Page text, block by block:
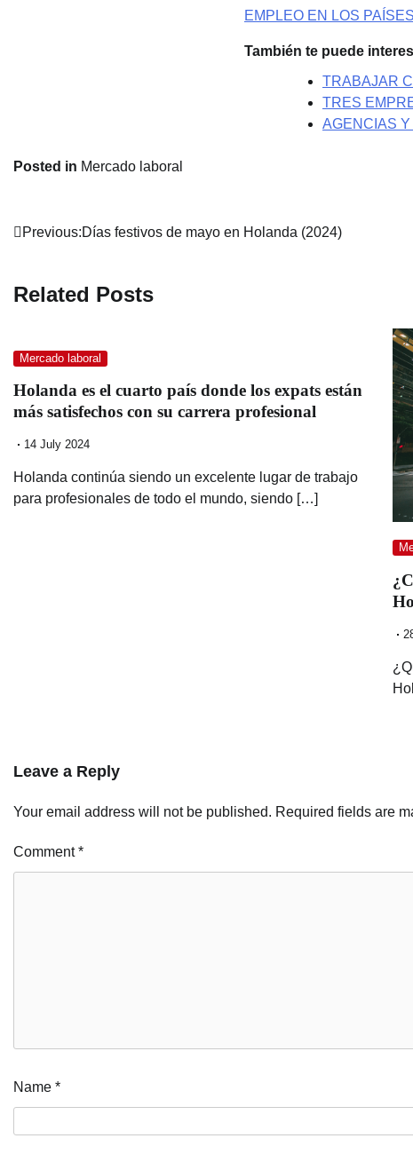
EMPLEO EN LOS
También te puede
TRABAJAR
TRES
AGENCIAS
Posted in Mercado laboral
Post
Previous:Días festivos de mayo en Holanda (2024)
Related Posts
Mercado laboral
Holanda es el cuarto país donde los expats están
más satisfechos con su carrera profesional
14 July 2024
Holanda continúa siendo un excelente lugar de trabajo
para profesionales de todo el mundo, siendo […]
Leave a Reply
Your email address will not be published. Required fields are
Comment*
Name *